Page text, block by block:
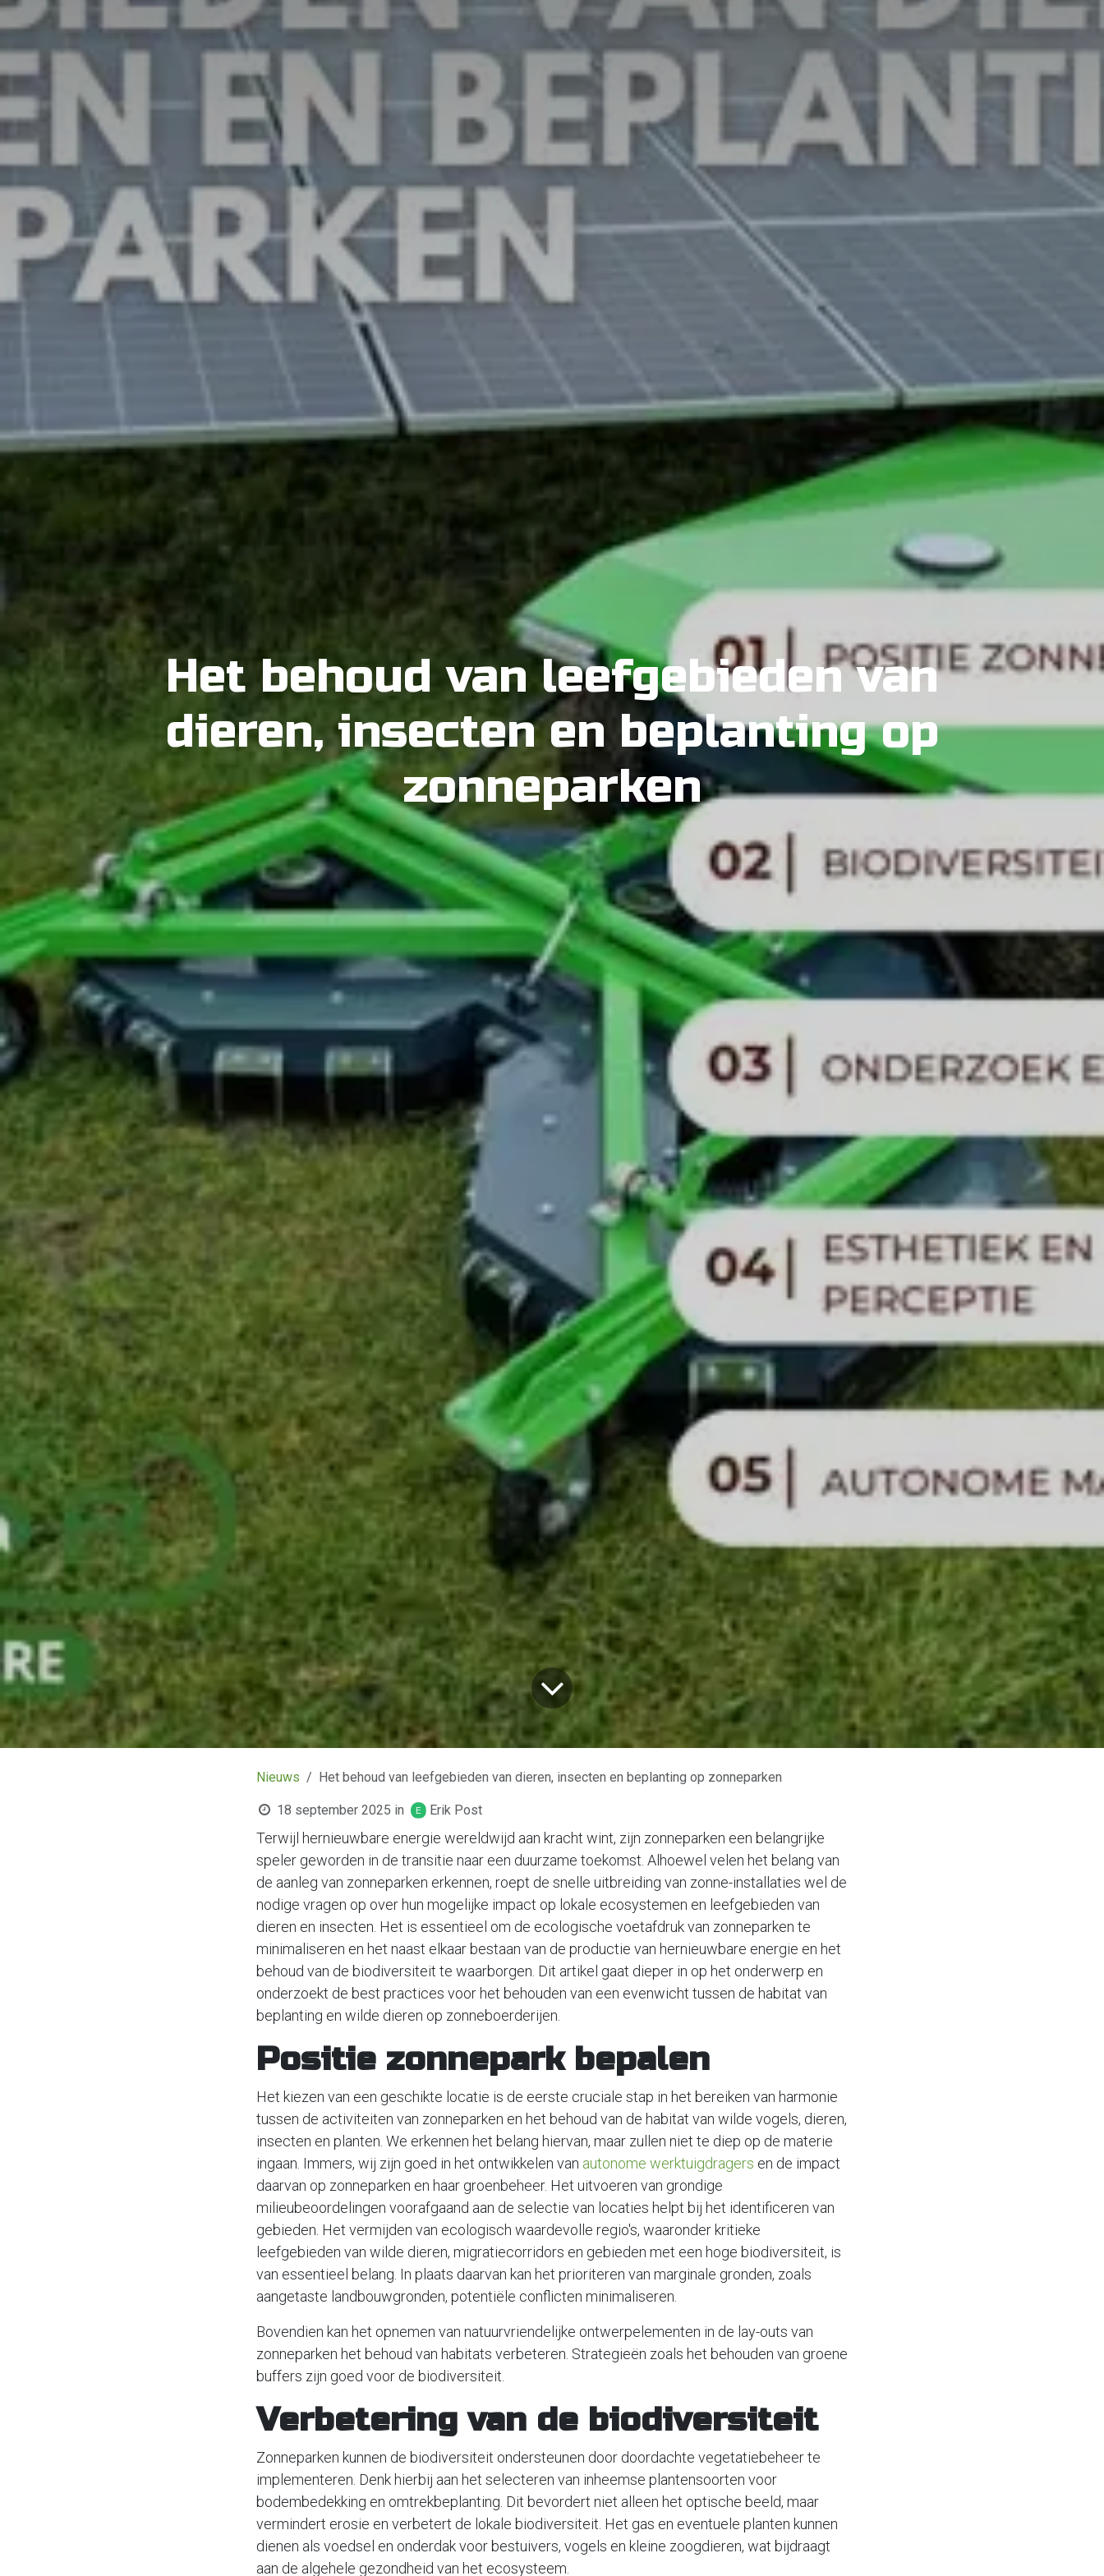
Het behoud van leefgebieden van
dieren, insecten en beplanting op
zonneparken
Nieuws Het behoud van leefgebieden van dieren, insecten en beplanting op zonneparken
18 september 2025 in Erik Post
Terwijl hernieuwbare energie wereldwijd aan kracht wint, zijn zonneparken een belangrijke
speler geworden in de transitie naar een duurzame toekomst. Alhoewel velen het belang van
de aanleg van zonneparken erkennen, roept de snelle uitbreiding van zonne-installaties wel de
nodige vragen op over hun mogelijke impact op lokale ecosystemen en leefgebieden van
dieren en insecten. Het is essentieel om de ecologische voetafdruk van zonneparken te
minimaliseren en het naast elkaar bestaan van de productie van hernieuwbare energie en het
behoud van de biodiversiteit te waarborgen. Dit artikel gaat dieper in op het onderwerp en
onderzoekt de best practices voor het behouden van een evenwicht tussen de habitat van
beplanting en wilde dieren op zonneboerderijen.
Positie zonnepark bepalen
Het kiezen van een geschikte locatie is de eerste cruciale stap in het bereiken van harmonie
tussen de activiteiten van zonneparken en het behoud van de habitat van wilde vogels, dieren,
insecten en planten. We erkennen het belang hiervan, maar zullen niet te diep op de materie
ingaan. Immers, wij zijn goed in het ontwikkelen van autonome werktuigdragers en de impact
daarvan op zonneparken en haar groenbeheer. Het uitvoeren van grondige
milieubeoordelingen voorafgaand aan de selectie van locaties helpt bij het identificeren van
gebieden. Het vermijden van ecologisch waardevolle regio's, waaronder kritieke
leefgebieden van wilde dieren, migratiecorridors en gebieden met een hoge biodiversiteit, is
van essentieel belang. In plaats daarvan kan het prioriteren van marginale gronden, zoals
aangetaste landbouwgronden, potentiële conflicten minimaliseren.
Bovendien kan het opnemen van natuurvriendelijke ontwerpelementen in de lay-outs van
zonneparken het behoud van habitats verbeteren. Strategieën zoals het behouden van groene
buffers zijn goed voor de biodiversiteit.
Verbetering van de biodiversiteit
Zonneparken kunnen de biodiversiteit ondersteunen door doordachte vegetatiebeheer te
implementeren. Denk hierbij aan het selecteren van inheemse plantensoorten voor
bodembedekking en omtrekbeplanting. Dit bevordert niet alleen het optische beeld, maar
vermindert erosie en verbetert de lokale biodiversiteit. Het gas en eventuele planten kunnen
dienen als voedsel en onderdak voor bestuivers, vogels en kleine zoogdieren, wat bijdraagt
aan de algehele gezondheid van het ecosysteem.